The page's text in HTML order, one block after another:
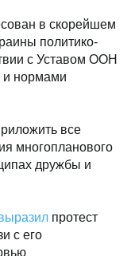
в скорейшем
политико-
с Уставом ООН
и нормами
все
многопланового
дружбы и
протест
с его